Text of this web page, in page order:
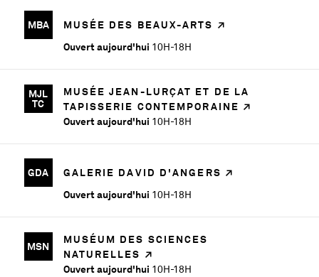
MBA
MUSÉE DES BEAUX-ARTS
Ouvert aujourd'hui 10H-18H
MJL
TC
MUSÉE JEAN-LURÇAT ET DE LA
TAPISSERIE CONTEMPORAINE
Ouvert aujourd'hui 10H-18H
GDA
GALERIE DAVID D'ANGERS
Ouvert aujourd'hui 10H-18H
MSN
MUSÉUM DES SCIENCES
NATURELLES
Ouvert aujourd'hui 10H-18H